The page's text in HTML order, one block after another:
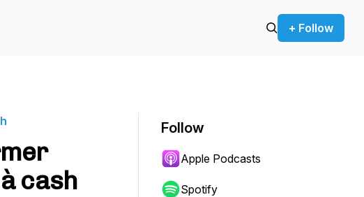
+ Follow
cash
Follow
Apple Podcasts
Spotify